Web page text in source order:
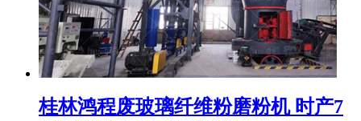
桂林鸿程废玻璃纤维粉磨粉机 时产7